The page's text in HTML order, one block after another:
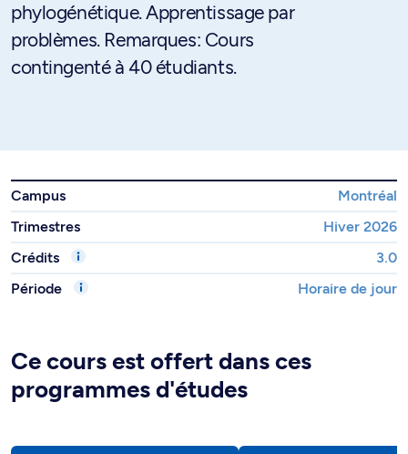
phylogénétique. Apprentissage par
problèmes. Remarques: Cours
contingenté à 40 étudiants.
Campus
Montréal
Trimestres
Hiver 2026
Crédits
3.0
Période
Horaire de jour
Ce cours est offert dans ces
programmes d'études